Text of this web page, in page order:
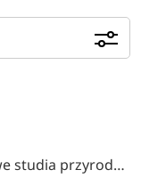
Antropozoologia - międzydziedzinowe studia przyrodniczo-społeczno-humanistyczne